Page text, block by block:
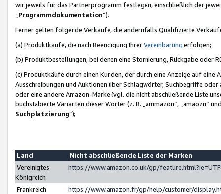
wir jeweils für das Partnerprogramm festlegen, einschließlich der
Programmdokumentation“).
Ferner gelten folgende Verkäufe, die andernfalls Qualifizierte
(a) Produktkäufe, die nach Beendigung IhrerVereinbarung erfolgen;
(b) Produktbestellungen, bei denen eine Stornierung, Rückgabe oder
(c) Produktkäufe durch einen Kunden, der durch eine Anzeige auf
Ausschreibungen und Auktionen über Schlagwörter, Suchbegriffe
oder eine andere Amazon-Marke (vgl. die nicht abschließende Liste
buchstabierte Varianten dieser Wörter (z. B. „ammazon“, „amaozn“
Suchplatzierung”);
Land
Nicht abschließende Liste der Marken
Vereinigtes
Königreich
https://www.amazon.co.uk/gp/
Frankreich
https://www.amazon.fr/gp/help/customer/